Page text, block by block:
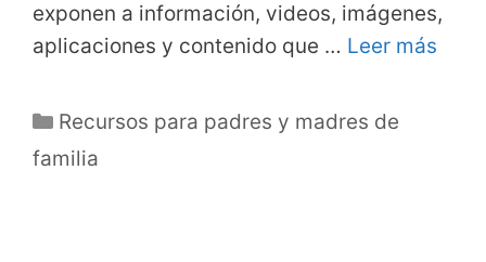
exponen a información, videos, imágenes,
aplicaciones y contenido que … Leer más
Categorías
Recursos para padres y madres de
familia